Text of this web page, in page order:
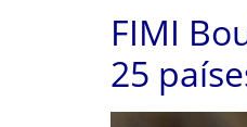
FIMI
25